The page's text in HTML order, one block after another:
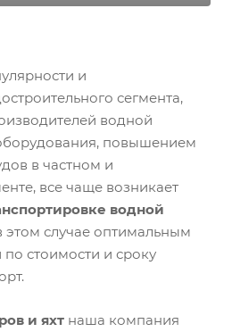
и
сегмента,
водной
повышением
в частном и
все чаще возникает
водной
этом случае оптимальным
стоимости и сроку
и яхт наша компания